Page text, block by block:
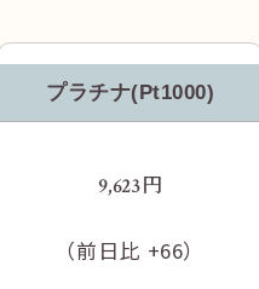
プラチナ(Pt1000)
9,623円
（前日比 +66）